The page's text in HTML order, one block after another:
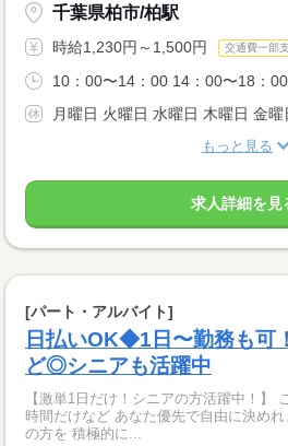
千葉県柏市/柏駅
時給1,230円～1,500円 交通費一部
10：00〜14：00 14：00〜18：
月曜日 火曜日 水曜日 木曜日 金
もっと見る
求人詳細を見
[パート・アルバイト]
日払いOK◆1日〜勤務も可
ど◎シニアも活躍中
【激単1日だけ！シニアの方活躍中！】 この1日だけ,1ヵ月間だけ,4
時間だけなど あなた優先で自由に決めれます！ シニア・60
の方を 積極的に...